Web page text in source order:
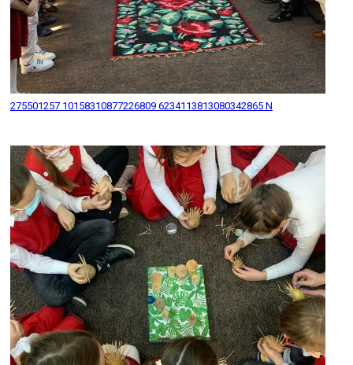
275501257 10158310877226809 6234113813080342865 N